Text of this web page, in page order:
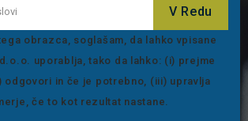
obrazca, soglašam, da lahko vpisane
uporablja, tako da lahko: (i) prejme
odgovori in če je potrebno, (iii) upravlja
če to kot rezultat nastane.